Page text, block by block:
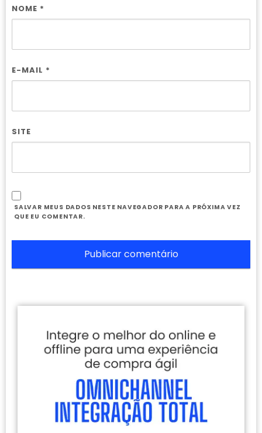
NOME *
E-MAIL *
SITE
SALVAR MEUS DADOS NESTE NAVEGADOR PARA A PRÓXIMA VEZ
QUE EU COMENTAR.